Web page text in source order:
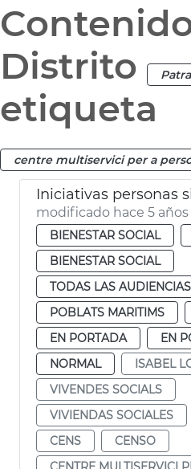
Distrito
etiqueta
centre multiservici per a
Iniciativas personas
modificado hace 5 años
BIENESTAR SOCIAL
BIENESTAR SOCIAL
TODAS LAS AUDIENCIAS
POBLATS MARITIMS
EN PORTADA
EN
NORMAL
ISABEL
VIVENDES SOCIALS
VIVIENDAS SOCIALES
CENS
CENSO